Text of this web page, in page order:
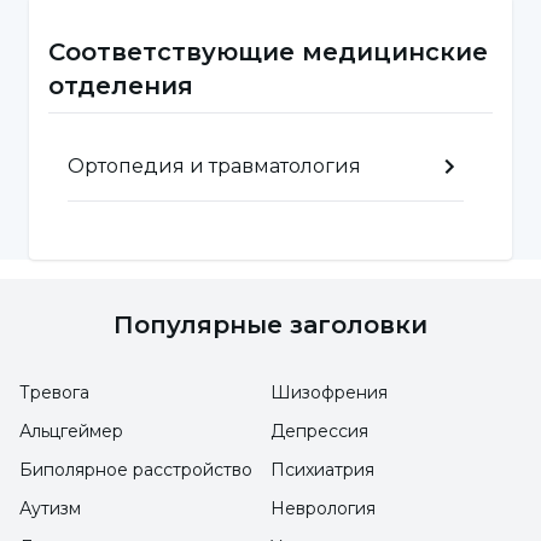
Каковы симптомы разрыва
Мы можем перечислить эти симптомы
Сильная боль в ноге
Усиление боли после занятий спортом
Соответствующие медицинские
отделения
Ортопедия и травматология
Популярные заголовки
Тревога
Альцгеймер
Биполярное расстройство
Аутизм
Шизофрения
Депрессия
Психиатрия
Неврология